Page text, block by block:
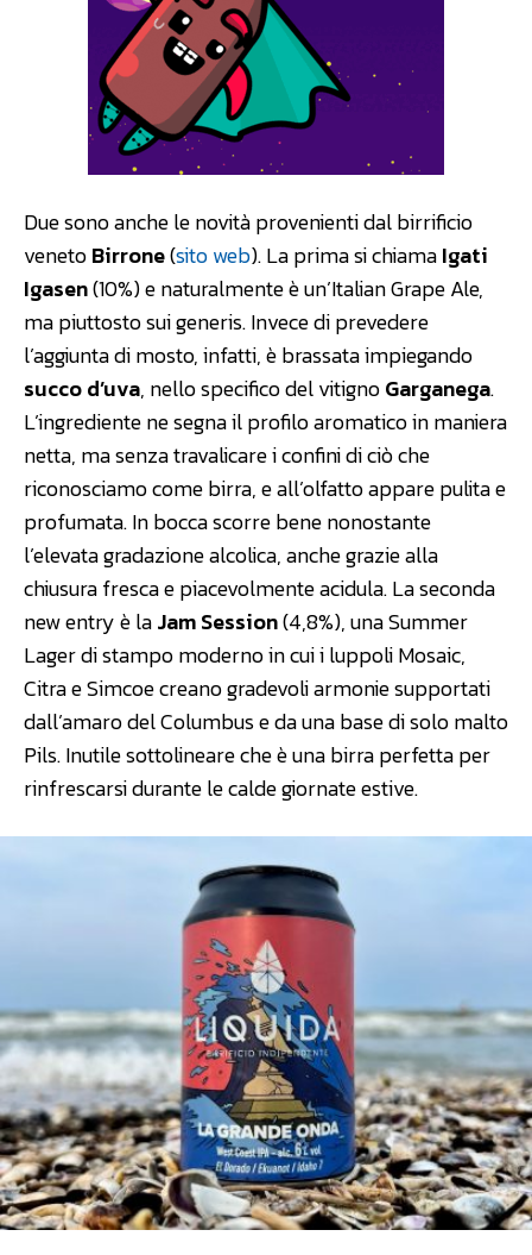
Due sono anche le novità provenienti dal birrificio
venetoBirrone(sito web). La prima si chiamaIgati
Igasen(10%) e naturalmente è un’Italian Grape Ale,
ma piuttosto sui generis. Invece di prevedere
l’aggiunta di mosto, infatti, è brassata impiegando
succo d’uva, nello specifico del vitignoGarganega.
L’ingrediente ne segna il profilo aromatico in maniera
netta, ma senza travalicare i confini di ciò che
riconosciamo come birra, e all’olfatto appare pulita e
profumata. In bocca scorre bene nonostante
l’elevata gradazione alcolica, anche grazie alla
chiusura fresca e piacevolmente acidula. La seconda
new entry è laJam Session(4,8%), una Summer
Lager di stampo moderno in cui i luppoli Mosaic,
Citra e Simcoe creano gradevoli armonie supportati
dall’amaro del Columbus e da una base di solo malto
Pils. Inutile sottolineare che è una birra perfetta per
rinfrescarsi durante le calde giornate estive.